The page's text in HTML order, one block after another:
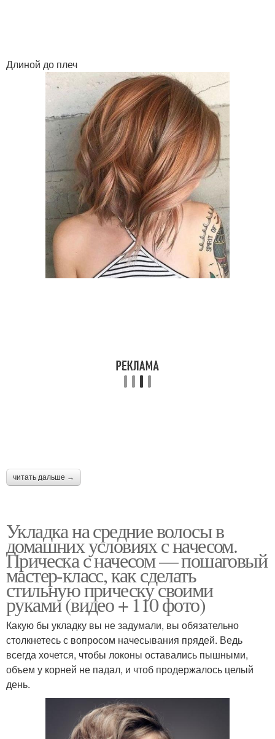
Длиной до плеч
читать дальше →
Укладка на средние волосы в
домашних условиях с начесом.
Прическа с начесом — пошаговый
мастер-класс, как сделать
стильную прическу своими
руками (видео + 110 фото)
Какую бы укладку вы не задумали, вы обязательно
столкнетесь с вопросом начесывания прядей. Ведь
всегда хочется, чтобы локоны оставались пышными,
объем у корней не падал, и чтоб продержалось целый
день.